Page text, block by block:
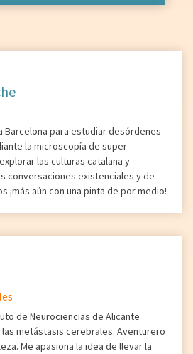
Barcelona para estudiar desórdenes
la microscopía de super-
las culturas catalana y
conversaciones existenciales y de
¡más aún con una pinta de por medio!
de Neurociencias de Alicante
metástasis cerebrales. Aventurero
Me apasiona la idea de llevar la